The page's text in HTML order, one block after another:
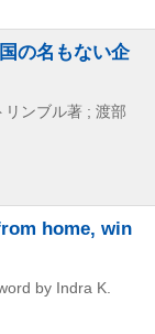
の名もない企
リンブル著 ; 渡部
home, win
by Indra K.